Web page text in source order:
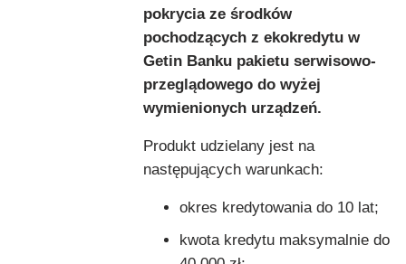
pokrycia ze środków
pochodzących z ekokredytu w
Getin Banku pakietu serwisowo-
przeglądowego do wyżej
wymienionych urządzeń.
Produkt udzielany jest na
następujących warunkach:
okres kredytowania do 10 lat;
kwota kredytu maksymalnie do